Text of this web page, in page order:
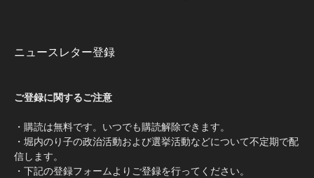
ニュースレター登録
ご登録に関するご注意
・購読は無料です。いつでも購読解除できます。
・堀内のり子の政治活動および選挙活動などについて不定期で配
信します。
・下記の登録フォームよりご登録を行ってください。